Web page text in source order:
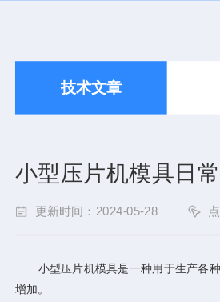
技术文章
小型压片机模具日
更新时间：2024-05-28
小型压片机模具是一种用于生产各种
增加。